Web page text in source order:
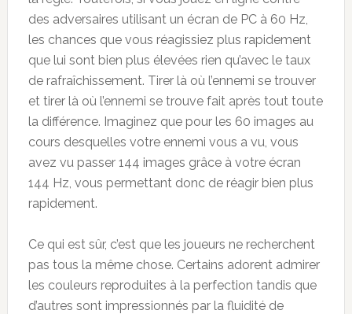
des adversaires utilisant un écran de PC à 60 Hz,
les chances que vous réagissiez plus rapidement
que lui sont bien plus élevées rien qu’avec le taux
de rafraîchissement. Tirer là où l’ennemi se trouver
et tirer là où l’ennemi se trouve fait après tout toute
la différence. Imaginez que pour les 60 images au
cours desquelles votre ennemi vous a vu, vous
avez vu passer 144 images grâce à votre écran
144 Hz, vous permettant donc de réagir bien plus
rapidement.
Ce qui est sûr, c’est que les joueurs ne recherchent
pas tous la même chose. Certains adorent admirer
les couleurs reproduites à la perfection tandis que
d’autres sont impressionnés par la fluidité de